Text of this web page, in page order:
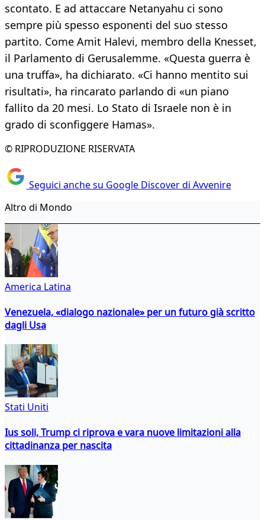
scontato. E ad attaccare Netanyahu ci sono
sempre più spesso esponenti del suo stesso
partito. Come Amit Halevi, membro della Knesset,
il Parlamento di Gerusalemme. «Questa guerra è
una truffa», ha dichiarato. «Ci hanno mentito sui
risultati», ha rincarato parlando di «un piano
fallito da 20 mesi. Lo Stato di Israele non è in
grado di sconfiggere Hamas».
© RIPRODUZIONE RISERVATA
Seguici anche su Google Discover di Avvenire
Altro di Mondo
America Latina
Venezuela, «dialogo nazionale» per un futuro già scritto
dagli Usa
Stati Uniti
Ius soli, Trump ci riprova e vara nuove limitazioni alla
cittadinanza per nascita